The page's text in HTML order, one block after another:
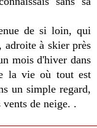
de si loin, qui
adroite à skier près
mois d'hiver dans
la vie où tout est
un simple regard,
vents de neige. .